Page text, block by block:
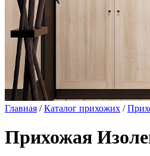
Главная /Каталог прихожих /
Прихожая